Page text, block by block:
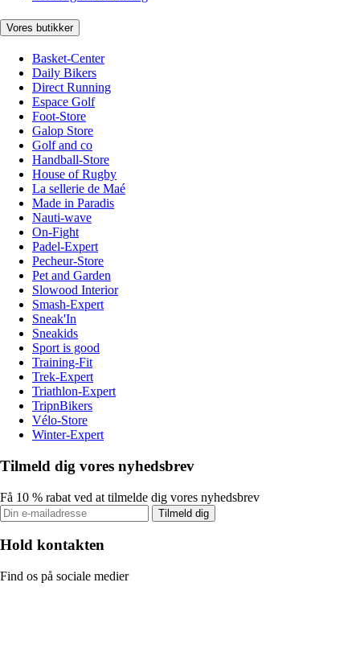
Vores butikker
Basket-Center
Daily Bikers
Direct Running
Espace Golf
Foot-Store
Galop Store
Golf and co
Handball-Store
House of Rugby
La sellerie de Maé
Made in Paradis
Nauti-wave
On-Fight
Padel-Expert
Pecheur-Store
Pet and Garden
Slowood Interior
Smash-Expert
Sneak'In
Sneakids
Sport is good
Training-Fit
Trek-Expert
Triathlon-Expert
TripnBikers
Vélo-Store
Winter-Expert
Tilmeld dig vores nyhedsbrev
Få 10 % rabat ved at tilmelde dig vores nyhedsbrev
Tilmeld dig
Hold kontakten
Find os på sociale medier